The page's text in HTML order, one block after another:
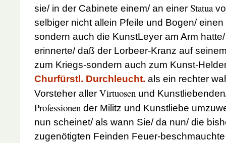
sie/ in der Cabinete einem/ an einer Statua
selbiger nicht allein Pfeile und Bogen/
sondern auch die KunstLeyer am Arm
erinnerte/ daß der Lorbeer-Kranz auf
zum Kriegs-sondern auch zum Kunst-
Churfürstl. Durchleucht. als ein rechter
Vorsteher aller Virtuosen und
Professionen der Militz und Kunstliebe
nun scheinet/ als wann Sie/ da nun/ die
zugenötigten Feinden Feuer-